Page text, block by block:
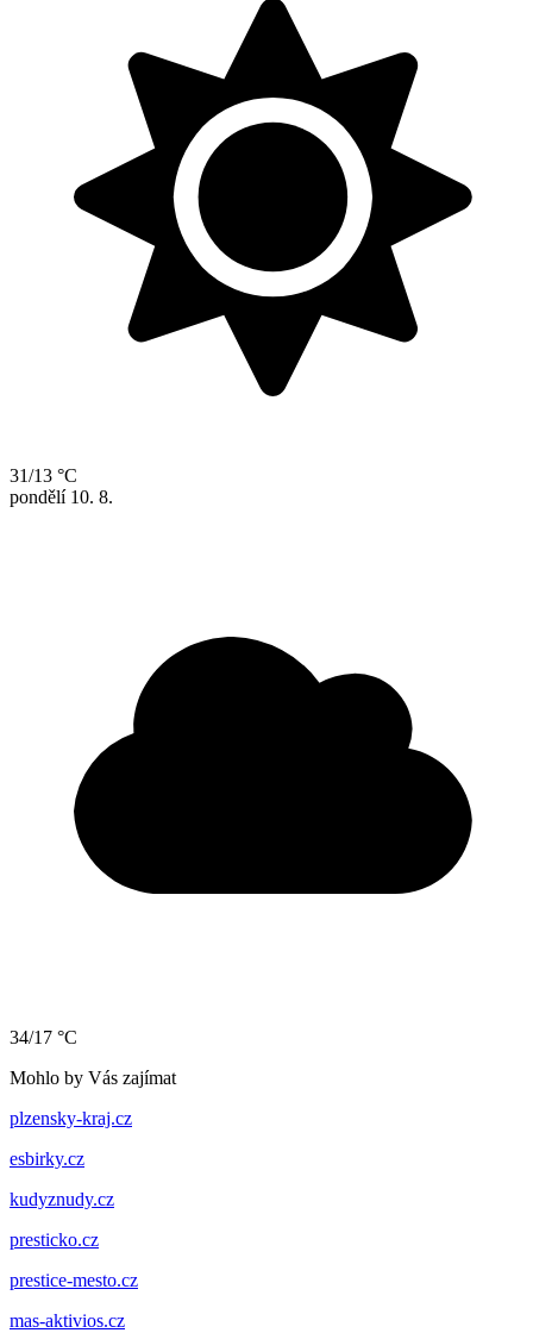
31/13 °C
pondělí 10. 8.
34/17 °C
Mohlo by Vás zajímat
plzensky-kraj.cz
esbirky.cz
kudyznudy.cz
presticko.cz
prestice-mesto.cz
mas-aktivios.cz